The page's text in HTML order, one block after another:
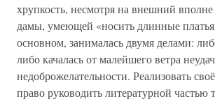
хрупкость, несмотря на внешний
дамы, умеющей «носить длинные
основном, занималась двумя делами:
либо качалась от малейшего ветра
недоброжелательности. Реализовать
право руководить литературной частью